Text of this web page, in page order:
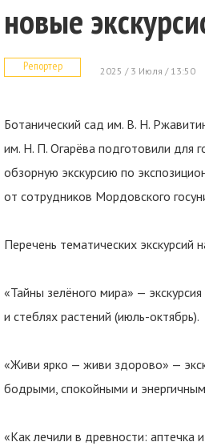
новые
Репортер 2025 / 3 Июля / 13:50
Ботанический сад им. В. Н.
им. Н. П. Огарёва подготовили для
обзорную экскурсию по
от сотрудников Мордовского
Перечень тематических экскурсий
«Тайны зелёного мира» —
и стеблях растений (июль-октябрь).
«Живи ярко — живи здорово» —
бодрыми, спокойными и
«Как лечили в древности: аптечка